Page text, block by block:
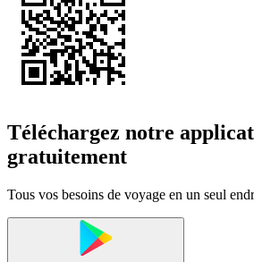
Téléchargez notre
gratuitement
Tous vos besoins de voyage en un seul